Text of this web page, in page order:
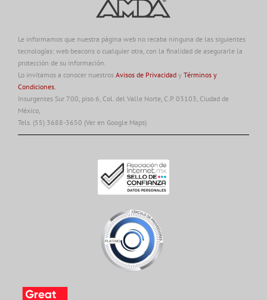
Le informamos que nuestra página web no recaba ninguna de las siguientes
tecnologías: web beacons o cualquier otra, con la finalidad de asegurarle la
protección de su información.
Lo invitamos a conocer nuestros Avisos de Privacidad y Términos y
Condiciones.
Insurgentes Sur 700, piso 6, Col. del Valle Norte, C.P. 03103, Ciudad de
México,
Tels. (55) 3688-3650 (Ver en Google Maps)